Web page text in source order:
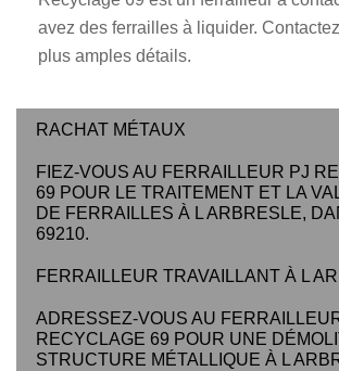
avez des ferrailles à liquider.
plus amples détails.
RACHAT MÉTAUX
FIEZ-VOUS AU FERRAILLEUR PJ
69 POUR LE TRAITEMENT ET LA
DE FERRAILLES À L ARBRESLE,
69210.
FERRAILLEUR TRAVAILLANT À L
ADRESSEZ-VOUS AU
RECYCLAGE 69 POUR UNE
STRUCTURE MÉTALLIQUE À L